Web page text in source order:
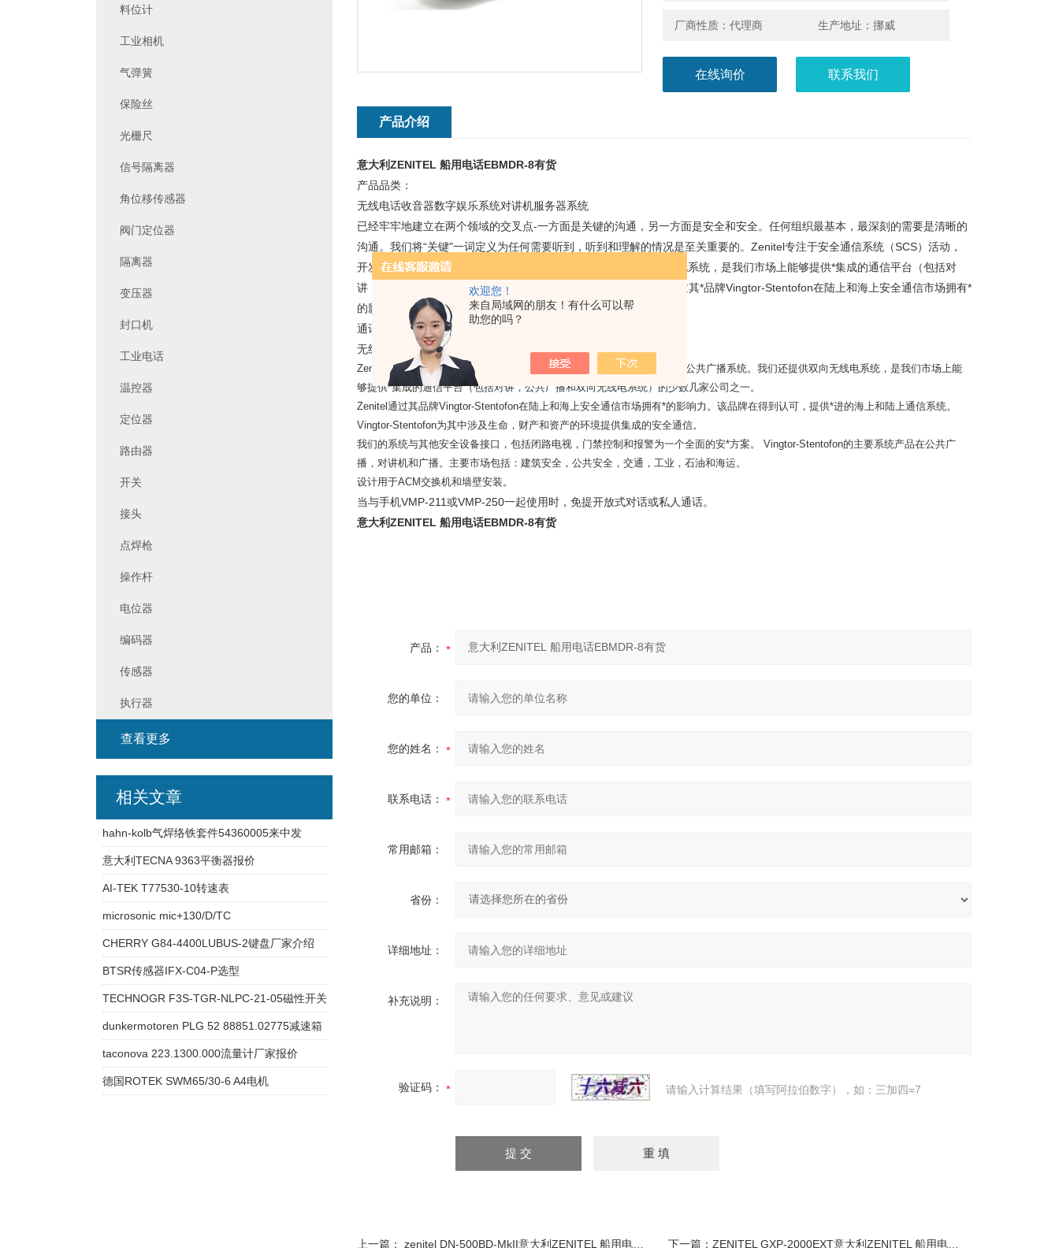
欢迎您！
来自局域网的朋友！有什么可以帮
助您的吗？
厂商性质：代理商 生产地址：挪威
在线询价 联系我们
产品介绍
意大利ZENITEL 船用电话EBMDR-8有货
产品品类：
无线电话收音器数字娱乐系统对讲机服务器系统
已经牢牢地建立在两个领域的交叉点-一方面是关键的沟通，另一方面是安全和安全。任何组织最基本，最深刻的需要是清晰的
沟通。我们将“关键"一词定义为任何需要听到，听到和理解的情况是至关重要的。Zenitel专注于安全通信系统（SCS）活动，
开发和销售我们自己的对讲和公共广播系统。我们还提供双向无线电系统，是我们市场上能够提供*集成的通信平台（包括对
讲，公共广播和双向无线电系统）的少数几家公司之一。Zenitel通过其*品牌Vingtor-Stentofon在陆上和海上安全通信市场拥有*
的影响力。
通讯；无线电；多媒体；安全
无线电话收音器数字娱乐系统对讲机服务器系统
Zenitel专注于安全通信系统（SCS）活动，开发和销售我们自己的对讲和公共广播系统。我们还提供双向无线电系统，是我们市场上能
够提供*集成的通信平台（包括对讲，公共广播和双向无线电系统）的少数几家公司之一。
Zenitel通过其品牌Vingtor-Stentofon在陆上和海上安全通信市场拥有*的影响力。该品牌在得到认可，提供*进的海上和陆上通信系统。
Vingtor-Stentofon为其中涉及生命，财产和资产的环境提供集成的安全通信。
我们的系统与其他安全设备接口，包括闭路电视，门禁控制和报警为一个全面的安*方案。 Vingtor-Stentofon的主要系统产品在公共广
播，对讲机和广播。主要市场包括：建筑安全，公共安全，交通，工业，石油和海运。
设计用于ACM交换机和墙壁安装。
当与手机VMP-211或VMP-250一起使用时，免提开放式对话或私人通话。
意大利ZENITEL 船用电话EBMDR-8有货
产品：
您的单位：
您的姓名：
联系电话：
常用邮箱：
省份：
详细地址：
补充说明：
验证码： 请输入计算结果（填写阿拉伯数字），如：三加四=7
上一篇： zenitel DN-500BD-MkII意大利ZENITEL 船用电话DN-500BD-MkII 下一篇： ZENITEL GXP-2000EXT意大利ZENITEL 船用电话GXP-2000EXT
料位计
工业相机
气弹簧
保险丝
光栅尺
信号隔离器
角位移传感器
阀门定位器
隔离器
变压器
封口机
工业电话
温控器
定位器
路由器
开关
接头
点焊枪
操作杆
电位器
编码器
传感器
执行器
查看更多
相关文章
hahn-kolb气焊络铁套件54360005来中发
意大利TECNA 9363平衡器报价
AI-TEK T77530-10转速表
microsonic mic+130/D/TC
CHERRY G84-4400LUBUS-2键盘厂家介绍
BTSR传感器IFX-C04-P选型
TECHNOGR F3S-TGR-NLPC-21-05磁性开关
dunkermotoren PLG 52 88851.02775减速箱
taconova 223.1300.000流量计厂家报价
德国ROTEK SWM65/30-6 A4电机